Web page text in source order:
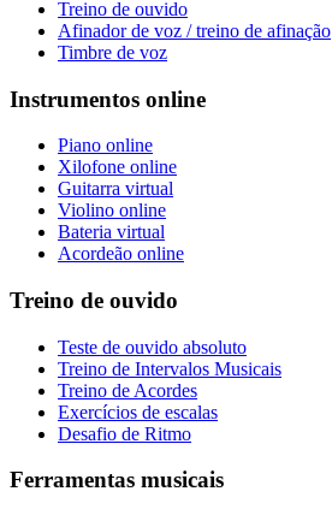
Treino de ouvido
Afinador de voz / treino de afinação
Timbre de voz
Instrumentos online
Piano online
Xilofone online
Guitarra virtual
Violino online
Bateria virtual
Acordeão online
Treino de ouvido
Teste de ouvido absoluto
Treino de Intervalos Musicais
Treino de Acordes
Exercícios de escalas
Desafio de Ritmo
Ferramentas musicais